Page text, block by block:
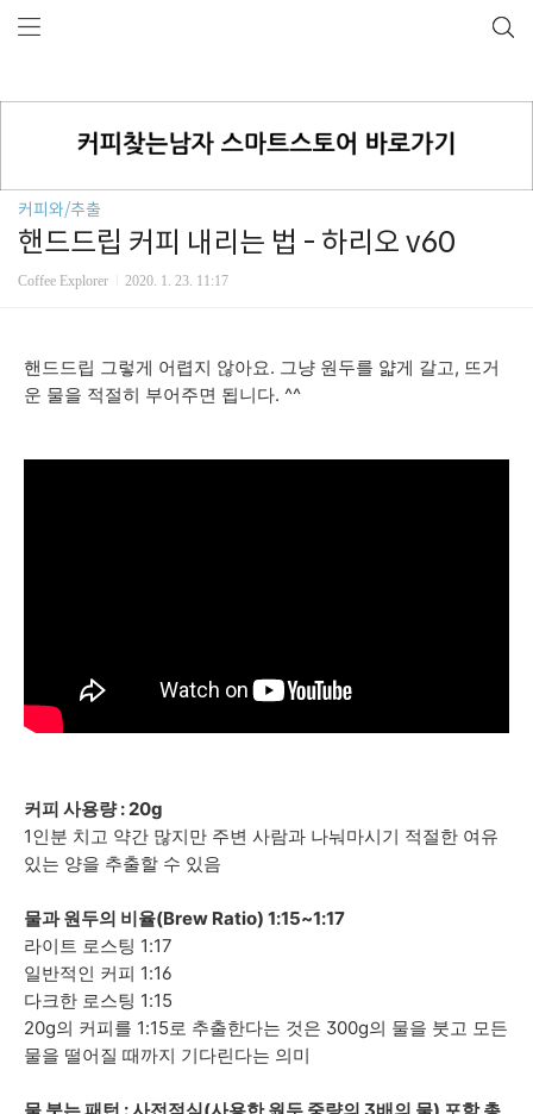
커피와/추출
핸드드립 커피 내리는 법 - 하리오 v60
Coffee Explorer 2020. 1. 23. 11:17
핸드드립 그렇게 어렵지 않아요. 그냥 원두를 얇게 갈고, 뜨거
운 물을 적절히 부어주면 됩니다. ^^
커피 사용량 : 20g
1인분 치고 약간 많지만 주변 사람과 나눠마시기 적절한 여유
있는 양을 추출할 수 있음
물과 원두의 비율(Brew Ratio) 1:15~1:17
라이트 로스팅 1:17
일반적인 커피 1:16
다크한 로스팅 1:15
20g의 커피를 1:15로 추출한다는 것은 300g의 물을 붓고 모든
물을 떨어질 때까지 기다린다는 의미